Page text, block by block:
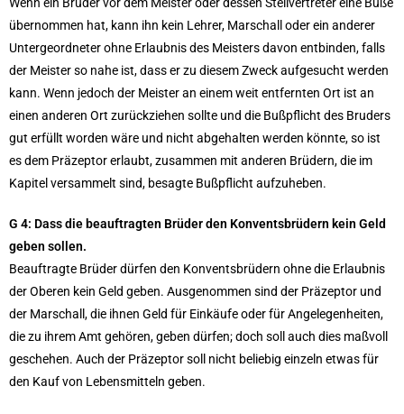
übernommen hat, kann ihn kein Lehrer, Marschall oder ein anderer
Untergeordneter ohne Erlaubnis des Meisters davon entbinden, falls
der Meister so nahe ist, dass er zu diesem Zweck aufgesucht werden
kann. Wenn jedoch der Meister an einem weit entfernten Ort ist an
einen anderen Ort zurückziehen sollte und die Bußpflicht des Bruders
gut erfüllt worden wäre und nicht abgehalten werden könnte, so ist
es dem Präzeptor erlaubt, zusammen mit anderen Brüdern, die im
Kapitel versammelt sind, besagte Bußpflicht aufzuheben.
G 4: Dass die beauftragten Brüder den Konventsbrüdern kein Geld
geben sollen.
Beauftragte Brüder dürfen den Konventsbrüdern ohne die Erlaubnis
der Oberen kein Geld geben. Ausgenommen sind der Präzeptor und
der Marschall, die ihnen Geld für Einkäufe oder für Angelegenheiten,
die zu ihrem Amt gehören, geben dürfen; doch soll auch dies maßvoll
geschehen. Auch der Präzeptor soll nicht beliebig einzeln etwas für
den Kauf von Lebensmitteln geben.